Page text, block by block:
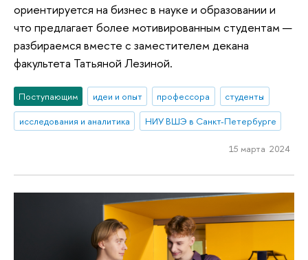
ориентируется на бизнес в науке и образовании и
что предлагает более мотивированным студентам —
разбираемся вместе с заместителем декана
факультета Татьяной Лезиной.
Поступающим идеи и опыт профессора
студенты
исследования и аналитика
НИУ ВШЭ в Санкт-Петербурге
15 марта 2024